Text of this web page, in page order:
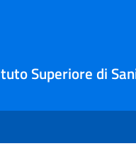
Superiore di